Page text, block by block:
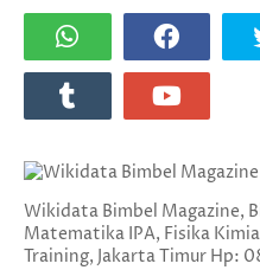
Wikidata Bimbel Magazine,
Matematika IPA, Fisika
Training, Jakarta Timur Hp: